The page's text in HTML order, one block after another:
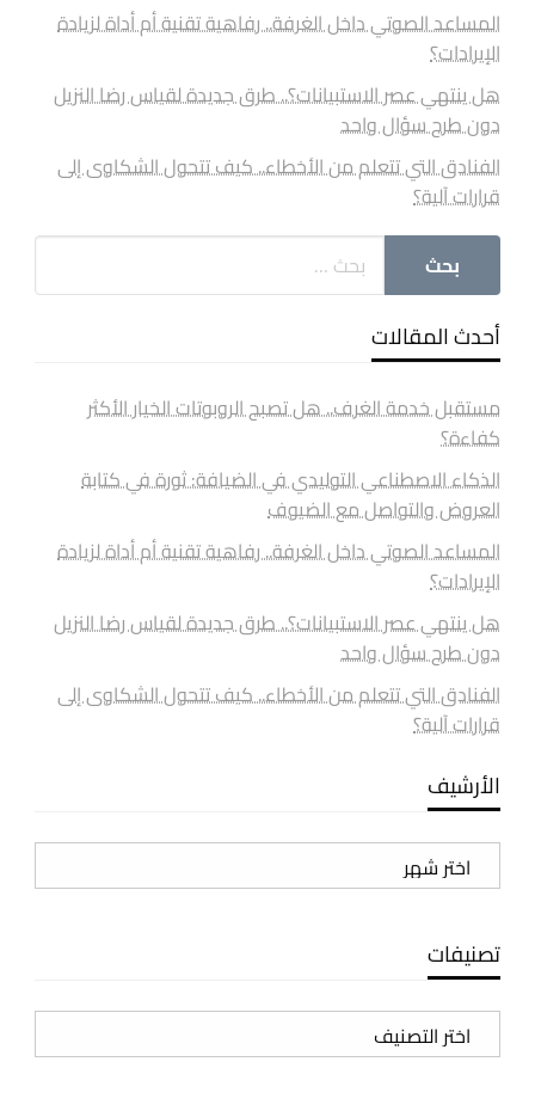
المساعد الصوتي داخل الغرفة.. رفاهية تقنية أم أداة لزيادة
الإيرادات؟
هل ينتهي عصر الاستبيانات؟.. طرق جديدة لقياس رضا النزيل
دون طرح سؤال واحد
الفنادق التي تتعلم من الأخطاء.. كيف تتحول الشكاوى إلى
قرارات آلية؟
أحدث المقالات
مستقبل خدمة الغرف.. هل تصبح الروبوتات الخيار الأكثر
كفاءة؟
الذكاء الاصطناعي التوليدي في الضيافة: ثورة في كتابة
العروض والتواصل مع الضيوف
المساعد الصوتي داخل الغرفة.. رفاهية تقنية أم أداة لزيادة
الإيرادات؟
هل ينتهي عصر الاستبيانات؟.. طرق جديدة لقياس رضا النزيل
دون طرح سؤال واحد
الفنادق التي تتعلم من الأخطاء.. كيف تتحول الشكاوى إلى
قرارات آلية؟
الأرشيف
الأرشيف
تصنيفات
تصنيفات